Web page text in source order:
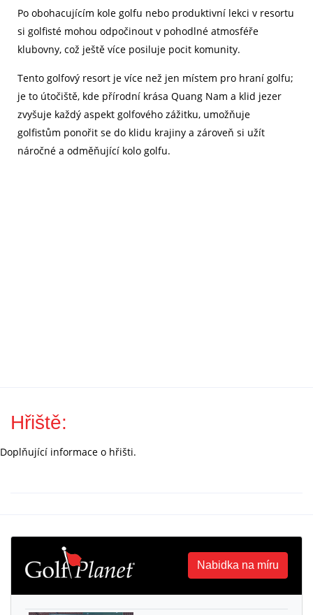
Po obohacujícím kole golfu nebo produktivní lekci v resortu
si golfisté mohou odpočinout v pohodlné atmosféře
klubovny, což ještě více posiluje pocit komunity.
Tento golfový resort je více než jen místem pro hraní golfu;
je to útočiště, kde přírodní krása Quang Nam a klid jezer
zvyšuje každý aspekt golfového zážitku, umožňuje
golfistům ponořit se do klidu krajiny a zároveň si užít
náročné a odměňující kolo golfu.
Hřiště:
Doplňující informace o hřišti.
Nabidka na míru